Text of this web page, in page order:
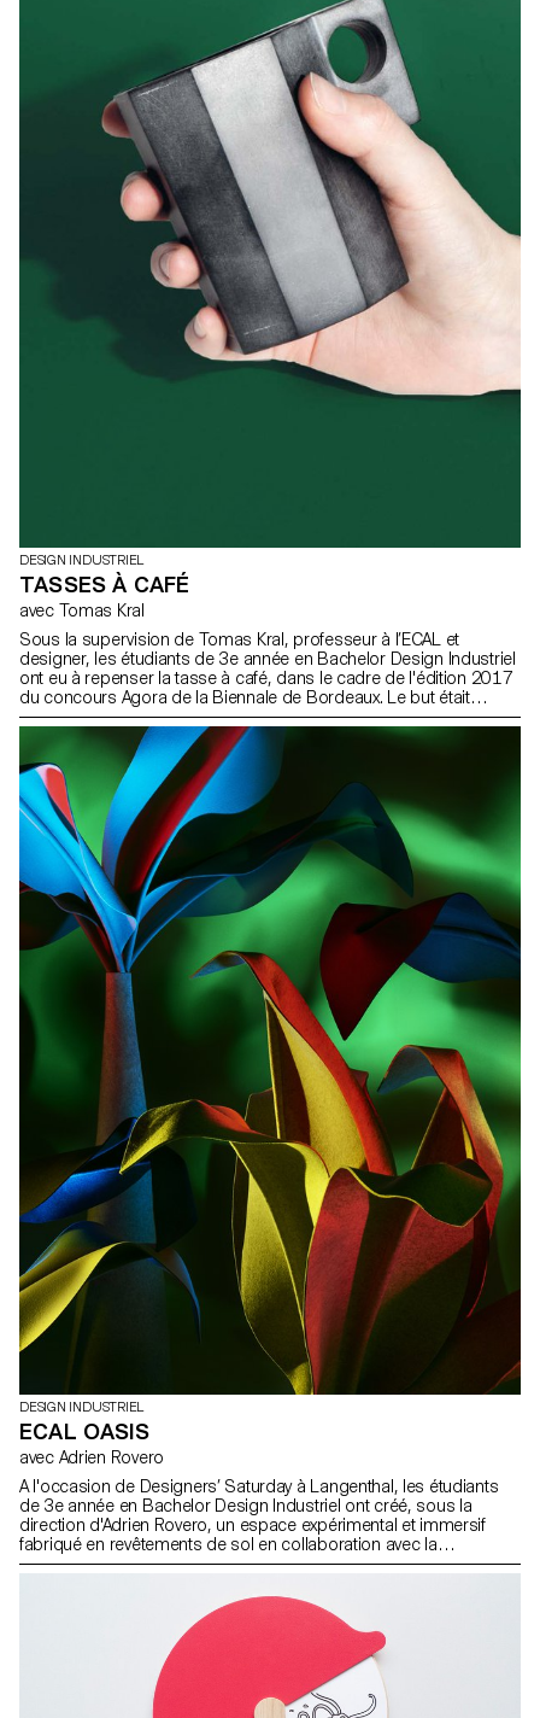
DESIGN INDUSTRIEL
TASSES À CAFÉ
avec Tomas Kral
Sous la supervision de Tomas Kral, professeur à l’ECAL et
designer, les étudiants de 3e année en Bachelor Design Industriel
ont eu à repenser la tasse à café, dans le cadre de l'édition 2017
du concours Agora de la Biennale de Bordeaux. Le but était
d’imaginer un scénario autour de la tasse et de mettre en valeur
cette boisson ou son mode de consommation.
DESIGN INDUSTRIEL
ECAL OASIS
avec Adrien Rovero
A l'occasion de Designers’ Saturday à Langenthal, les étudiants
de 3e année en Bachelor Design Industriel ont créé, sous la
direction d'Adrien Rovero, un espace expérimental et immersif
fabriqué en revêtements de sol en collaboration avec la
manufacture suisse de tapis Ruckstuhl. Etudiants: Marion Aeby
Douma Quentin Frichet Victor Guittet Jules Mas Andreas Piedfort